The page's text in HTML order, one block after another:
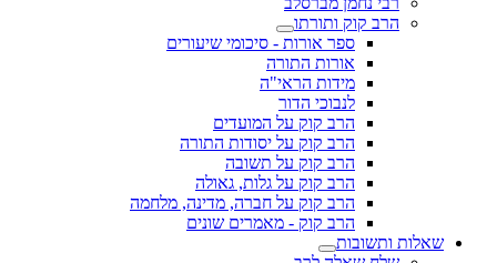
הרב קוק ותורתו
ספר אורות - סיכומי שיעורים
אורות התורה
מידות הראי"ה
לנבוכי הדור
הרב קוק על המועדים
הרב קוק על יסודות התורה
הרב קוק על תשובה
הרב קוק על גלות, גאולה
הרב קוק על חברה, מדינה, מלחמה
הרב קוק - מאמרים שונים
שאלות ותשובות